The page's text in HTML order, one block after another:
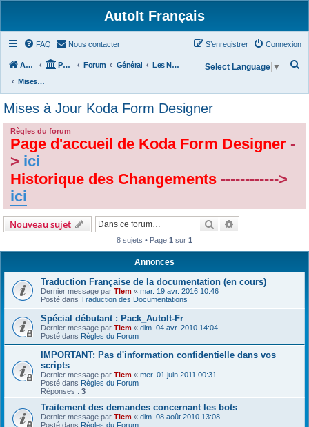
AutoIt Français
FAQ Nous contacter Connexion
S’enregistrer
Accueil Portail Forum Général
Les Nouvelles d'AutoIt
Mises à Jour Koda Form Designer
Select Language ▼
Mises à Jour Koda Form Designer
Règles du forum
Page d'accueil de Koda Form Designer -
> ici
Historique des Changements ------------>
ici
Nouveau sujet Rechercher
8 sujets • Page 1 sur 1
Annonces
Traduction Française de la documentation (en cours)
Dernier message par Tlem « mar. 19 avr. 2016 10:46
Posté dans Traduction des Documentations
Spécial débutant : Pack_AutoIt-Fr
Dernier message par Tlem « dim. 04 avr. 2010 14:04
Posté dans Règles du Forum
IMPORTANT: Pas d'information confidentielle dans vos
scripts
Dernier message par Tlem « mer. 01 juin 2011 00:31
Posté dans Règles du Forum
Réponses : 3
Traitement des demandes concernant les bots
Dernier message par Tlem « dim. 08 août 2010 13:08
Posté dans Règles du Forum